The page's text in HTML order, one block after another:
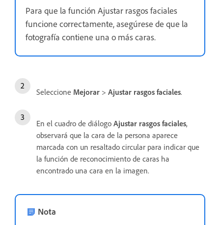
Para que la función Ajustar rasgos faciales
funcione correctamente, asegúrese de que la
fotografía contiene una o más caras.
Seleccione Mejorar > Ajustar rasgos faciales.
En el cuadro de diálogo Ajustar rasgos faciales,
observará que la cara de la persona aparece
marcada con un resaltado circular para indicar que
la función de reconocimiento de caras ha
encontrado una cara en la imagen.
Nota